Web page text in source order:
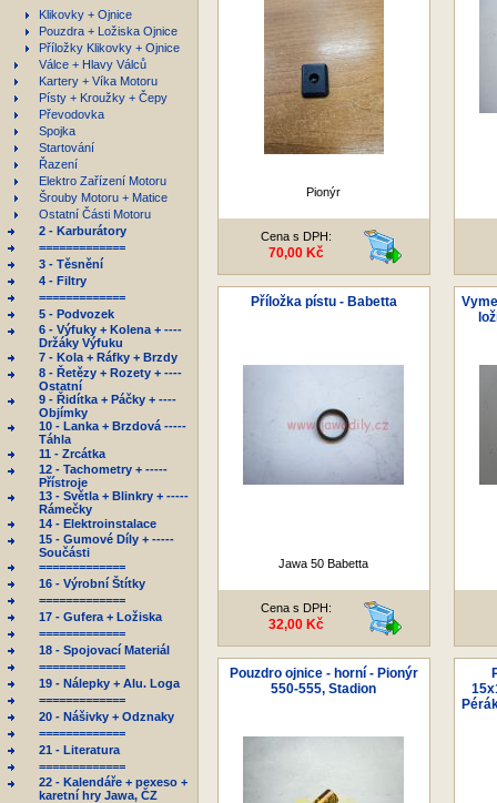
Klikovky + Ojnice
Pouzdra + Ložiska Ojnice
Příložky Klikovky + Ojnice
Válce + Hlavy Válců
Kartery + Víka Motoru
Písty + Kroužky + Čepy
Převodovka
Spojka
Startování
Řazení
Elektro Zařízení Motoru
Šrouby Motoru + Matice
Ostatní Části Motoru
2 - Karburátory
=============
3 - Těsnění
4 - Filtry
=============
5 - Podvozek
6 - Výfuky + Kolena + ----
Držáky Výfuku
7 - Kola + Ráfky + Brzdy
8 - Řetězy + Rozety + ----
Ostatní
9 - Řidítka + Páčky + ----
Objímky
10 - Lanka + Brzdová -----
Táhla
11 - Zrcátka
12 - Tachometry + -----
Přístroje
13 - Světla + Blinkry + -----
Rámečky
14 - Elektroinstalace
15 - Gumové Díly + -----
Součásti
=============
16 - Výrobní Štítky
=============
17 - Gufera + Ložiska
=============
18 - Spojovací Materiál
=============
19 - Nálepky + Alu. Loga
=============
20 - Nášivky + Odznaky
=============
21 - Literatura
=============
22 - Kalendáře + pexeso +
karetní hry Jawa, ČZ
Pionýr
Cena s DPH:
70,00 Kč
Příložka pístu - Babetta
Jawa 50 Babetta
Cena s DPH:
32,00 Kč
Pouzdro ojnice - horní - Pionýr
550-555, Stadion